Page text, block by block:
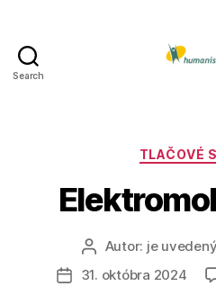
Search
TLAČOVÉ
Autor
článku
Autor: je
Dátum
31. októbra 2024